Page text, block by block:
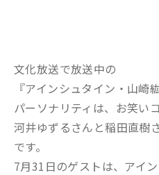
文化放送で放送中の
『アインシュタイン・山崎
パーソナリティは、お笑い
河井ゆずるさんと稲田直樹
です。
7月31日のゲストは、アイ